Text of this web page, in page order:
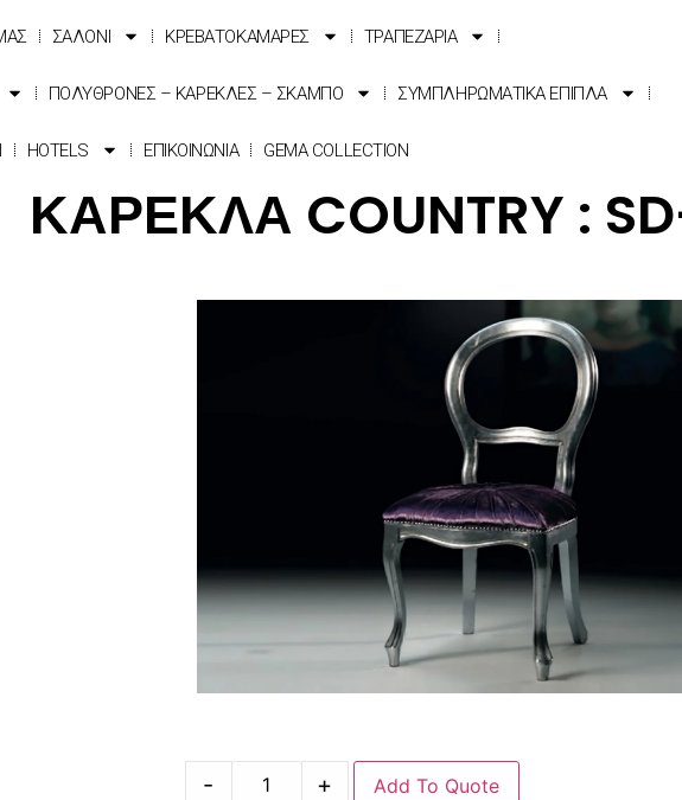
ΣΑΛΟΝΙ ΚΡΕΒΑΤΟΚΑΜΑΡΕΣ ΤΡΑΠΕΖΑΡΙΑ
ΠΟΛΥΘΡΟΝΕΣ – ΚΑΡΕΚΛΕΣ – ΣΚΑΜΠΟ ΣΥΜΠΛΗΡΩΜΑΤΙΚΑ ΕΠΙΠΛΑ
HOTELS ΕΠΙΚΟΙΝΩΝΙΑ GEMA COLLECTION
ΚΑΡΕΚΛΑ COUNTRY :
- + Add To Quote